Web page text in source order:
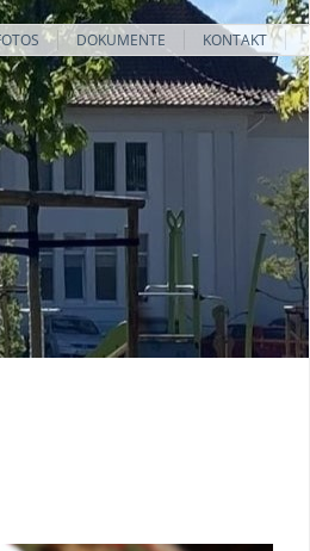
DOKUMENTE KONTAKT